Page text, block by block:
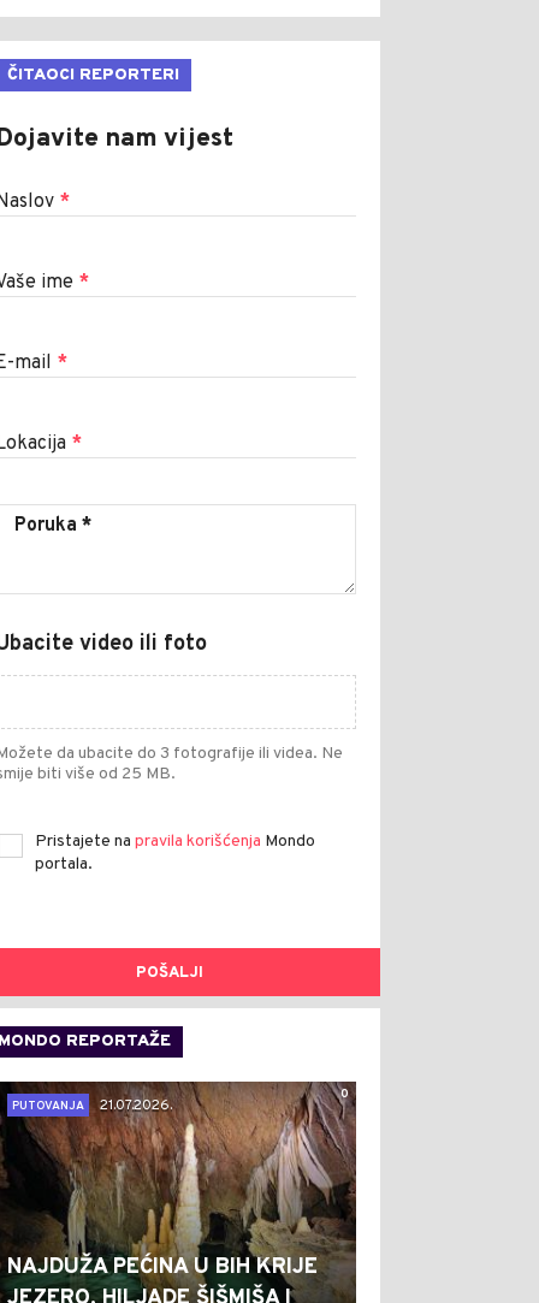
ČITAOCI REPORTERI
nam vijest
*
ime *
mail *
*
video ili foto
da ubacite do 3 fotografije ili videa. Ne
biti više od 25 MB.
Pristajete na pravila korišćenja Mondo
portala.
POŠALJI
MONDO REPORTAŽE
0
PUTOVANJA
21.07.2026.
NAJDUŽA PEĆINA U BIH KRIJE